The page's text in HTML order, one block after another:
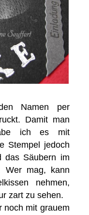
Namen per
Damit man
ich es mit
Stempel jedoch
das Säubern im
Wer mag, kann
nehmen,
zart zu sehen.
noch mit grauem